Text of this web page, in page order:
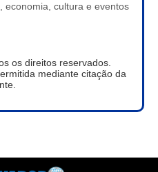
economia, cultura e eventos
os direitos reservados.
mediante citação da